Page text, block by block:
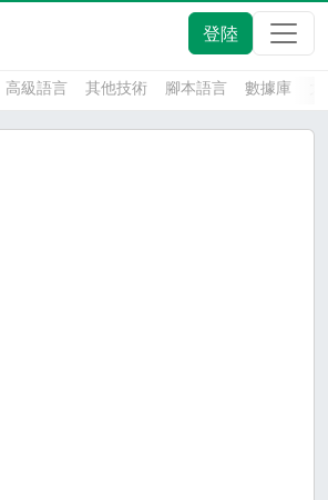
登陸
高級語言 其他技術 腳本語言 數據庫